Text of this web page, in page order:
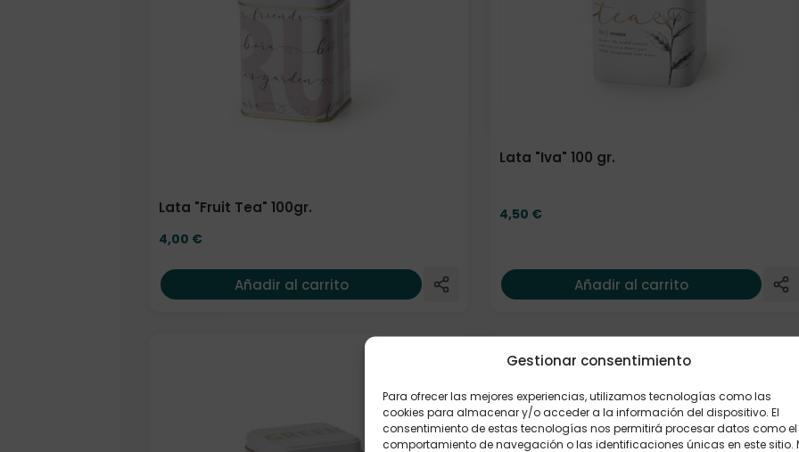
Gestionar consentimiento
Para ofrecer las mejores experiencias, utilizamos tecnologías como las
cookies para almacenar y/o acceder a la información del dispositivo. El
consentimiento de estas tecnologías nos permitirá procesar datos como el
comportamiento de navegación o las identificaciones únicas en este sitio.
Lata "Fruit Tea" 100gr.
4,00 €
Añadir al carrito
Lata "Iva" 100 gr.
4,50 €
Añadir al carrito